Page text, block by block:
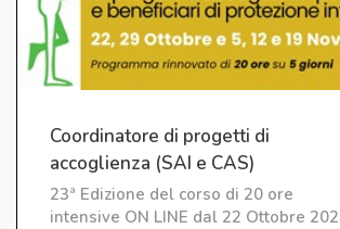
Coordinatore di progetti di
accoglienza (SAI e CAS)
23ª Edizione del corso di 20 ore
intensive ON LINE dal 22 Ottobre